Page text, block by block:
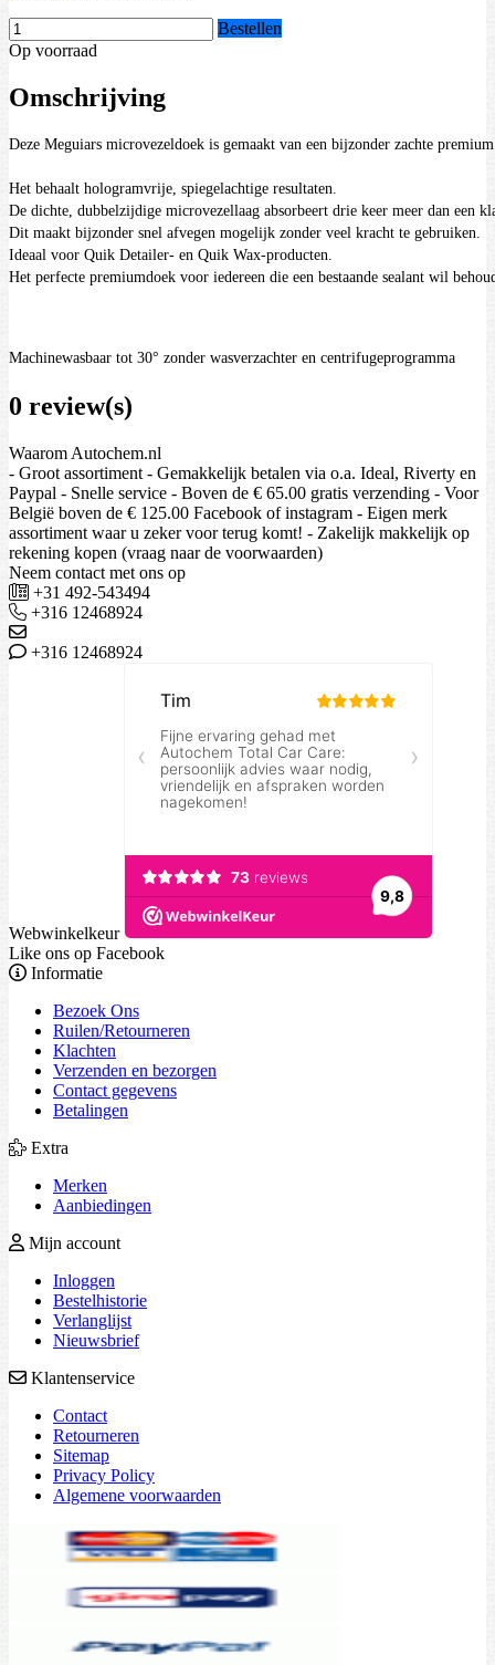
Bestellen
Op voorraad
Omschrijving
Deze Meguiars microvezeldoek is gemaakt van een bijzonder zachte
Het behaalt hologramvrije, spiegelachtige resultaten.
De dichte, dubbelzijdige microvezellaag absorbeert drie keer meer dan een
Dit maakt bijzonder snel afvegen mogelijk zonder veel kracht te gebruiken.
Ideaal voor Quik Detailer- en Quik Wax-producten.
Het perfecte premiumdoek voor iedereen die een bestaande sealant wil
Machinewasbaar tot 30° zonder wasverzachter en centrifugeprogramma
0 review(s)
Waarom Autochem.nl
- Groot assortiment - Gemakkelijk betalen via o.a. Ideal, Riverty en
Paypal - Snelle service - Boven de € 65.00 gratis verzending - Voor
België boven de € 125.00 Facebook of instagram - Eigen merk
assortiment waar u zeker voor terug komt! - Zakelijk makkelijk op
rekening kopen (vraag naar de voorwaarden)
Neem contact met ons op
+31 492-543494
+316 12468924
+316 12468924
Webwinkelkeur
Like ons op Facebook
Informatie
Bezoek Ons
Ruilen/Retourneren
Klachten
Verzenden en bezorgen
Contact gegevens
Betalingen
Extra
Merken
Aanbiedingen
Mijn account
Inloggen
Bestelhistorie
Verlanglijst
Nieuwsbrief
Klantenservice
Contact
Retourneren
Sitemap
Privacy Policy
Algemene voorwaarden